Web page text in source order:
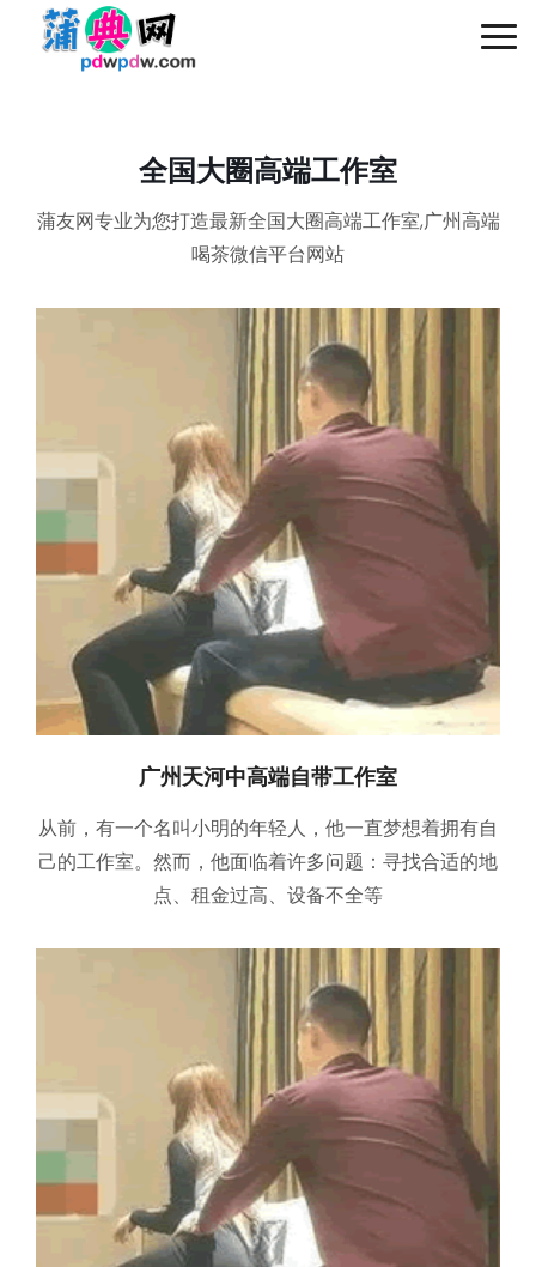
全国大圈高端工作室
蒲友网专业为您打造最新全国大圈高端工作室,广州高端
喝茶微信平台网站
广州天河中高端自带工作室
从前，有一个名叫小明的年轻人，他一直梦想着拥有自
己的工作室。然而，他面临着许多问题：寻找合适的地
点、租金过高、设备不全等